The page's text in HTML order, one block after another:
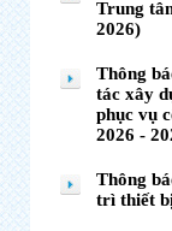
Trung
2026)
Thông
tác xây
phục vụ
2026 -
Thông
trì thiết